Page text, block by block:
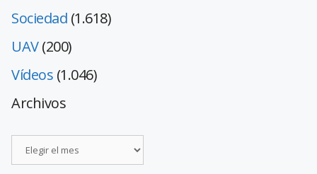
Sociedad (1.618)
UAV(200)
Vídeos (1.046)
Archivos